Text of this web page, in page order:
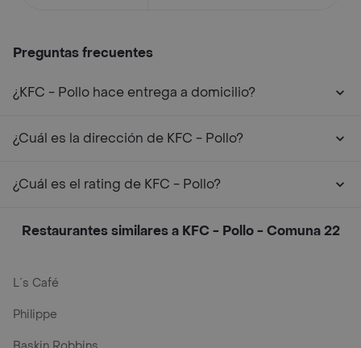
Preguntas frecuentes
¿KFC - Pollo hace entrega a domicilio?
¿Cuál es la dirección de KFC - Pollo?
¿Cuál es el rating de KFC - Pollo?
Restaurantes similares a KFC - Pollo - Comuna 22
L´s Café
Philippe